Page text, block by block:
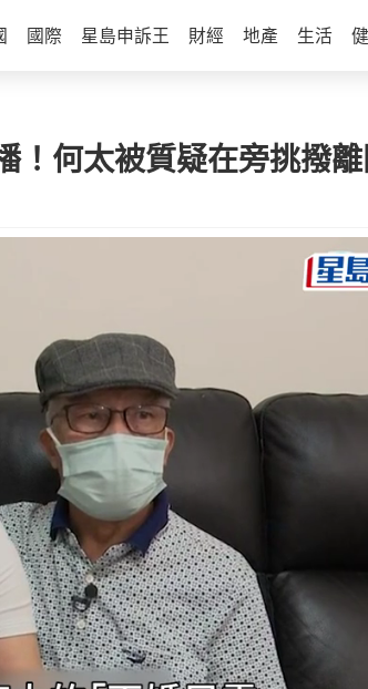
國際 星島申訴王 財經 地產 生活
！何太被質疑在旁挑撥